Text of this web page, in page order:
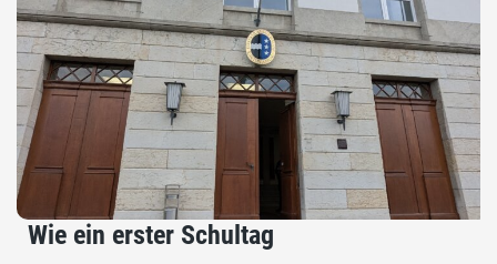
Wie ein erster Schultag